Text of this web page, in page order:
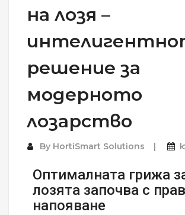
на лозя –
решение за
модерното
лозарство
By HortiSmart Solutions
Оптималната грижа
лозята започва с
напояване